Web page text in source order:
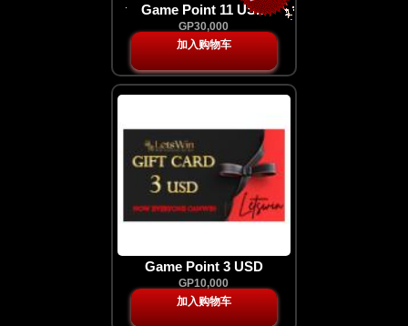
Game Point 11 USD
GP30,000
加入购物车
Game Point 3 USD
GP10,000
加入购物车